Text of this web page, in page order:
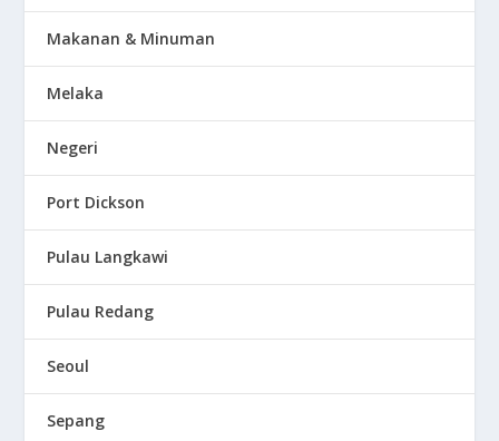
Makanan & Minuman
Melaka
Negeri
Port Dickson
Pulau Langkawi
Pulau Redang
Seoul
Sepang